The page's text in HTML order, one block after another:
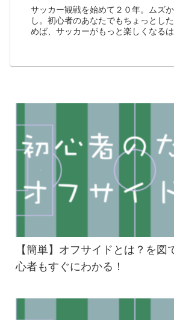
サッカー観戦を始めて２０年。ムズ
し。初心者のあなたでもちょっとし
めば、サッカーがもっと楽しくなる
【簡単】オフサイドとは？を図
心者もすぐにわかる！